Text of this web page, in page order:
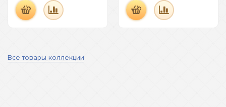
Все товары коллекции